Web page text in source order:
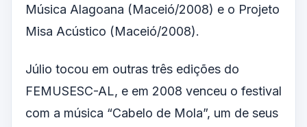
Música Alagoana (Maceió/2008) e o Projeto
Misa Acústico (Maceió/2008).
Júlio tocou em outras três edições do
FEMUSESC-AL, e em 2008 venceu o festival
com a música “Cabelo de Mola”, um de seus